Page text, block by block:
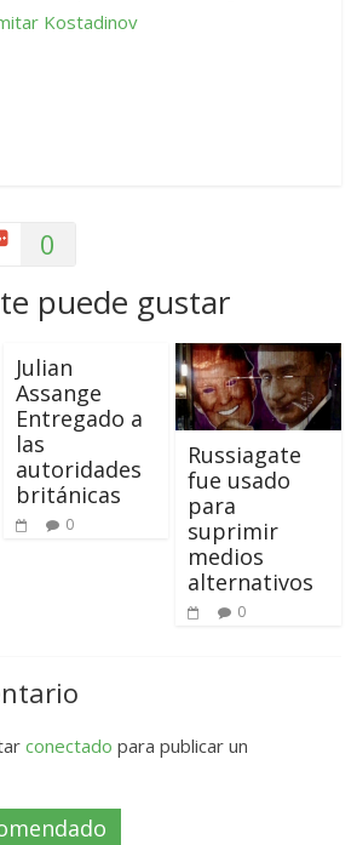
Kostadinov
0
puede gustar
Julian
Assange
Entregado a
las
autoridades
británicas
0
Russiagate
fue usado
para
suprimir
medios
alternativos
0
conectado para publicar un